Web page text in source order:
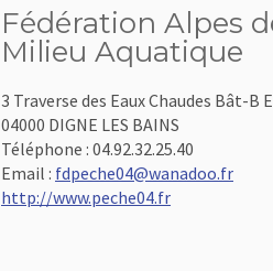
Fédération Alpes
Milieu Aquatique
3 Traverse des Eaux Chaudes Bât-B
04000 DIGNE LES BAINS
Téléphone : 04.92.32.25.40
Email : fdpeche04@wanadoo.fr
http://www.peche04.fr